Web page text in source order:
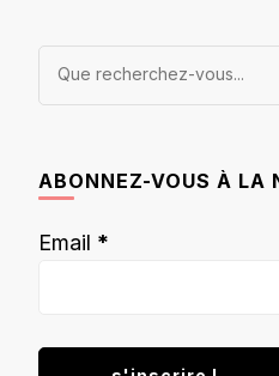
Vous
ABONNEZ-VOUS À LA
Email *